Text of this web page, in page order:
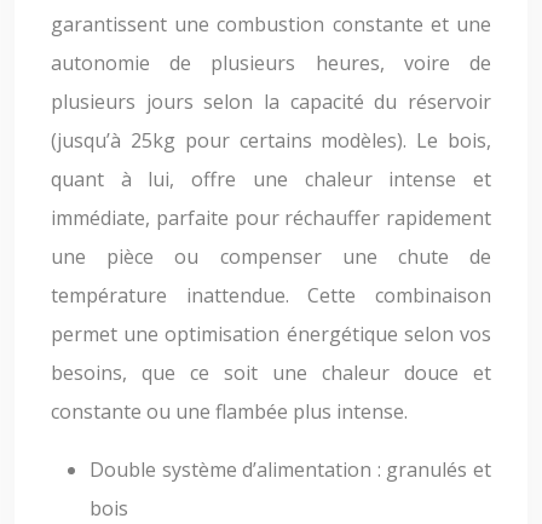
garantissent une combustion constante et une
autonomie de plusieurs heures, voire de
plusieurs jours selon la capacité du réservoir
(jusqu’à 25kg pour certains modèles). Le bois,
quant à lui, offre une chaleur intense et
immédiate, parfaite pour réchauffer rapidement
une pièce ou compenser une chute de
température inattendue. Cette combinaison
permet une optimisation énergétique selon vos
besoins, que ce soit une chaleur douce et
constante ou une flambée plus intense.
Double système d’alimentation : granulés et
bois